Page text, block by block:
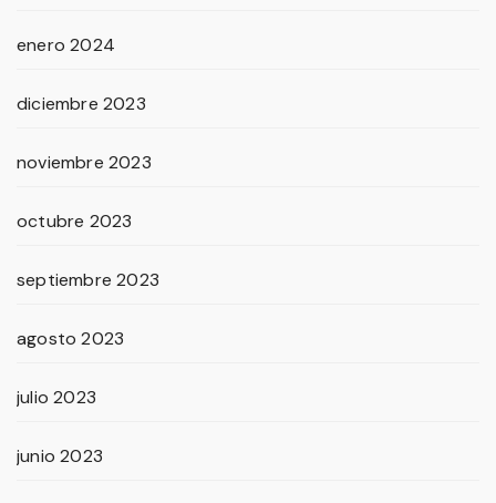
enero 2024
diciembre 2023
noviembre 2023
octubre 2023
septiembre 2023
agosto 2023
julio 2023
junio 2023